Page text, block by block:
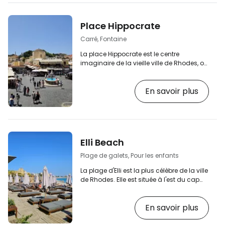
Place Hippocrate
Carré, Fontaine
La place Hippocrate est le centre
imaginaire de la vieille ville de Rhodes, où
et où vous trouverez plusieurs endroits
principales zones piétonnes de la vieille
ville : La rue Aristote qui se dirige…
En savoir plus
Elli Beach
Plage de galets, Pour les enfants
La plage d'Elli est la plus célèbre de la ville
de Rhodes. Elle est située à l'est du cap
En savoir plus